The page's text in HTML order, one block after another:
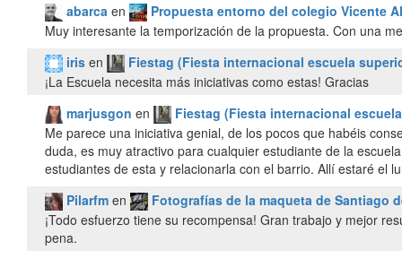
abarca en
Propuesta entorno del colegio Vicente
Muy interesante la temporización de la propuesta. Con una
iris en
Fiestag (Fiesta internacional escuela
¡La Escuela necesita más iniciativas como estas! Gracias
marjusgon en
Fiestag (Fiesta internacional
Me parece una iniciativa genial, de los pocos que habéis
duda, es muy atractivo para cualquier estudiante de la
estudiantes de esta y relacionarla con el barrio. Allí estaré el
Pilarfm en
Fotografías de la maqueta de Santiago
¡Todo esfuerzo tiene su recompensa! Gran trabajo y mejor
pena.